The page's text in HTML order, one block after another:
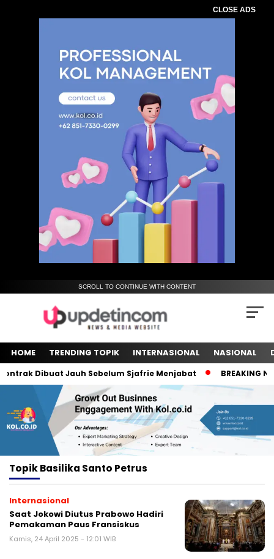
CLOSE ADS
SCROLL TO CONTINUE WITH CONTENT
HOME TRENDING TOPIK INTERNASIONAL NASIONAL
Dibuat Jauh Sebelum Sjafrie Menjabat BREAKING
TopikBasilika Santo Petrus
Internasional
Saat Jokowi Diutus Prabowo Hadiri
Pemakaman Paus Fransiskus
Kamis, 24 April 2025 - 12:01 WIB